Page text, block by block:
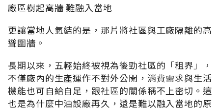
廠區樹起高牆 難融入當地
更讓當地人氣結的是，那片將社區與工廠隔離的高
聳圍牆。
長期以來，五輕始終被視為後勁社區的「租界」，
不僅廠內的生產運作不對外公開，消費需求與生活
機能也可自給自足，跟社區的關係稱不上密切。這
也是為什麼中油設廠再久，還是難以融入當地的原